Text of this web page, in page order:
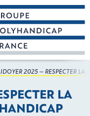
connaître et
2025 – RESPECTER LA
LA